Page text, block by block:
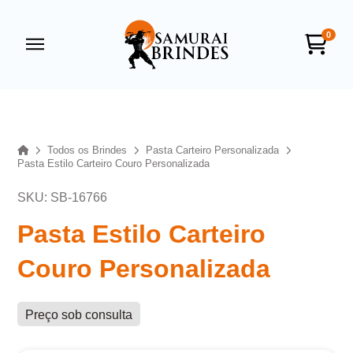
0
HomeTodos os Brindes
Pasta Carteiro Personalizada
Pasta Estilo Carteiro Couro Personalizada
SKU: SB-16766
Pasta Estilo Carteiro
Couro Personalizada
Preço sob consulta